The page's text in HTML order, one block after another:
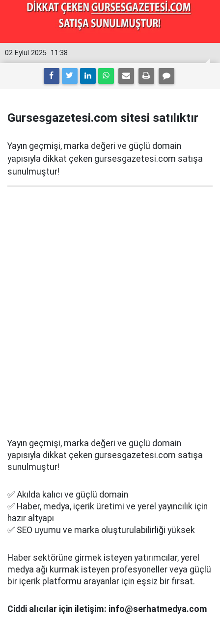
11:38
02 Eylül 2025
Gursesgazetesi.com sitesi satılıktır
Yayın geçmişi, marka değeri ve güçlü domain
yapısıyla dikkat çeken gursesgazetesi.com satışa
sunulmuştur!
Yayın geçmişi, marka değeri ve güçlü domain
yapısıyla dikkat çeken gursesgazetesi.com satışa
sunulmuştur!
✅ Akılda kalıcı ve güçlü domain
✅ Haber, medya, içerik üretimi ve yerel yayıncılık için
hazır altyapı
✅ SEO uyumu ve marka oluşturulabilirliği yüksek
Haber sektörüne girmek isteyen yatırımcılar, yerel
medya ağı kurmak isteyen profesyoneller veya güçlü
bir içerik platformu arayanlar için eşsiz bir fırsat.
Ciddi alıcılar için iletişim: info@serhatmedya.com